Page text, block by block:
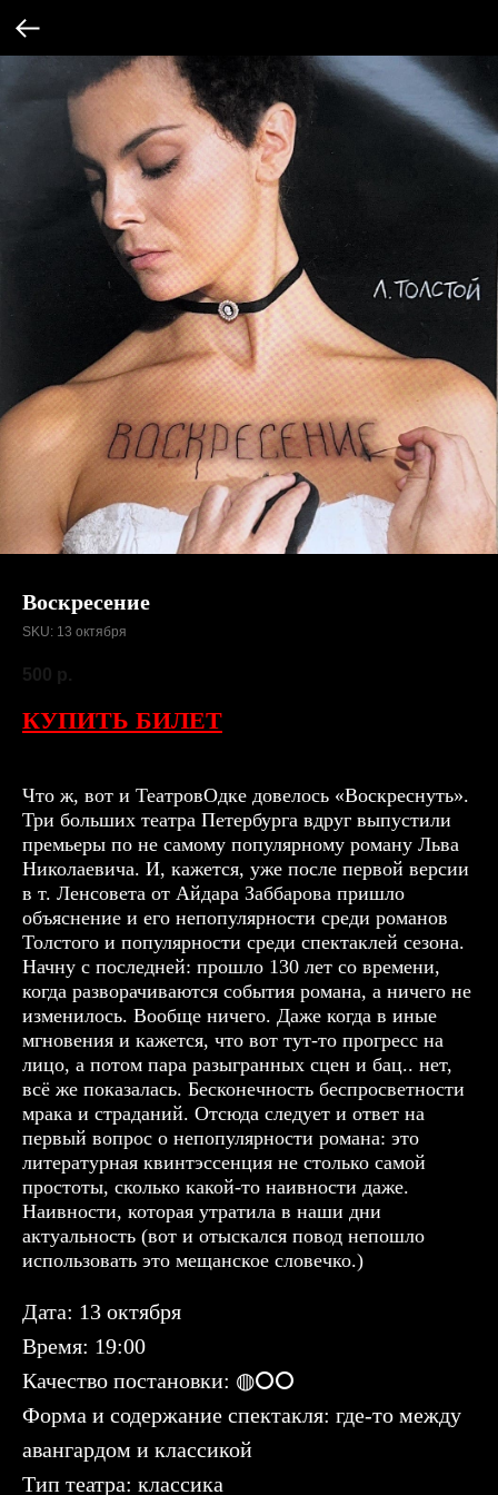
Воскресение
SKU: 13 октября
500 р.
КУПИТЬ БИЛЕТ
Что ж, вот и ТеатровОдке довелось «Воскреснуть».
Три больших театра Петербурга вдруг выпустили
премьеры по не самому популярному роману Льва
Николаевича. И, кажется, уже после первой версии
в т. Ленсовета от Айдара Заббарова пришло
объяснение и его непопулярности среди романов
Толстого и популярности среди спектаклей сезона.
Начну с последней: прошло 130 лет со времени,
когда разворачиваются события романа, а ничего не
изменилось. Вообще ничего. Даже когда в иные
мгновения и кажется, что вот тут-то прогресс на
лицо, а потом пара разыгранных сцен и бац.. нет,
всё же показалась. Бесконечность беспросветности
мрака и страданий. Отсюда следует и ответ на
первый вопрос о непопулярности романа: это
литературная квинтэссенция не столько самой
простоты, сколько какой-то наивности даже.
Наивности, которая утратила в наши дни
актуальность (вот и отыскался повод непошло
использовать это мещанское словечко.)
Дата: 13 октября
Время: 19:00
Качество постановки: ◍⭘⭘
Форма и содержание спектакля: где-то между
авангардом и классикой
Тип театра: классика